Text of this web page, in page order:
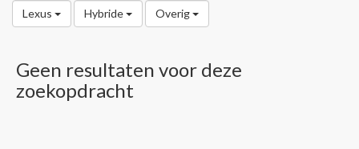
Lexus Hybride Overig
Geen resultaten voor deze
zoekopdracht